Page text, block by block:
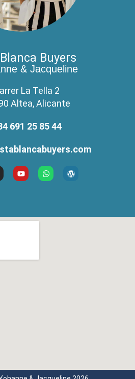
Buyers
& Jacqueline
La Tella 2
Altea, Alicante
691 25 85 44